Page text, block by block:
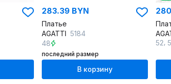
283.39 BYN
Платье
AGATTI 5184
48
последний размер
В корзину
52